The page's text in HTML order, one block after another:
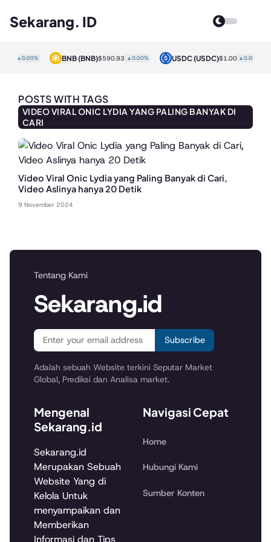
Sekarang. ID
▲0.00% BNB(BNB)$590.93▲0.00% USDC(USDC)$1.00▲0.00%
POSTS WITH TAGS
VIDEO VIRAL ONIC LYDIA YANG PALING BANYAK DI
CARI
Video Viral Onic Lydia yang Paling Banyak di Cari,
Video Aslinya hanya 20 Detik
9 November 2024
Tentang Kami
Sekarang.id
Subscribe
Adalah sebuah Website terkini Seputar Market
Global, Prediksi dan Analisa market.
Mengenal
Sekarang.id
Sekarang.id
Merupakan Sebuah
Website Yang di
Kelola Untuk
menyampaikan dan
Memberikan
Informasi dan Tips
Navigasi Cepat
Home
Hubungi Kami
Sumber Konten